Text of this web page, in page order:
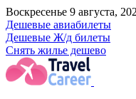
Воскресенье 9 августа,
Дешевые авиабилеты
Дешевые Ж/д билеты
Снять жилье дешево